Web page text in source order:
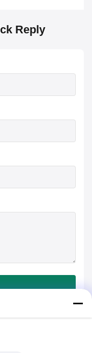
Reply